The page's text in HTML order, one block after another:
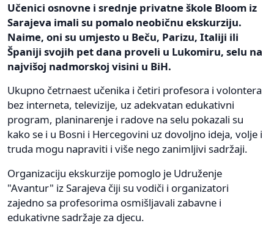
Učenici osnovne i srednje privatne škole Bloom iz
Sarajeva imali su pomalo neobičnu ekskurziju.
Naime, oni su umjesto u Beču, Parizu, Italiji ili
Španiji svojih pet dana proveli u Lukomiru, selu na
najvišoj nadmorskoj visini u BiH.
Ukupno četrnaest učenika i četiri profesora i volontera
bez interneta, televizije, uz adekvatan edukativni
program, planinarenje i radove na selu pokazali su
kako se i u Bosni i Hercegovini uz dovoljno ideja, volje i
truda mogu napraviti i više nego zanimljivi sadržaji.
Organizaciju ekskurzije pomoglo je Udruženje
"Avantur" iz Sarajeva čiji su vodiči i organizatori
zajedno sa profesorima osmišljavali zabavne i
edukativne sadržaje za djecu.